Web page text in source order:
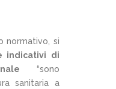
normativo, si
indicativi di
“sono
sanitaria a